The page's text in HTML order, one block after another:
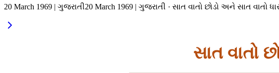
20 March 1969 | ગુજરાતી20 March 1969 | ગુજરાતી · સાત વાતો છોડો અને સાત વાતો
સાત વાતો